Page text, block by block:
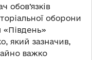
обов’язків
оборони
який зазначив,
важко